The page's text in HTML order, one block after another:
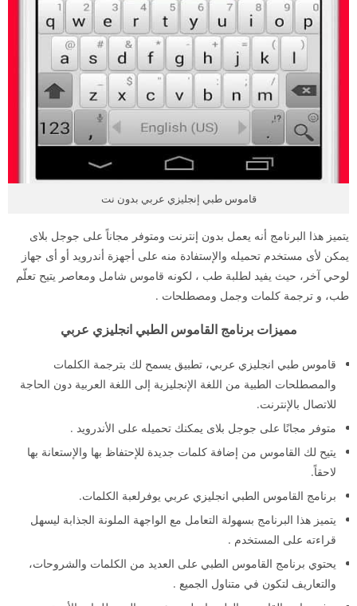
قاموس طبي إنجليزي عربي بدون نت
يتميز هذا البرنامج أنه يعمل بدون إنترنت ومتوفر مجاناً على جوجل بلاى
يمكن لأى مستخدم تحميله والإستفادة منه على أجهزة أندرويد أو أى جهاز
لوحي آخر، حيث يفيد لطلبة طب ، لكونه قاموس شامل ومعاصر يتيح تعلّم
طب، و ترجمة كلمات وجمل ومصطلحات .
مميزات برنامج القاموس الطبي انجليزي عربي
قاموس طبي انجليزي عربي، تطبيق يسمح لك بترجمة الكلمات
والمصطلحات الطبية من اللغة الإنجليزية إلى اللغة العربية دون الحاجة
للاتصال بالإنترنت.
متوفر مجانًا على جوجل بلاى يمكنك تحميله على الأندرويد .
يتيح لك القاموس من إضافة كلمات جديدة للإحتفاظ بها والإستعانة بها
لاحقاً.
برنامج القاموس الطبي انجليزي عربي يوفرلعبة الكلمات.
يتميز هذا البرنامج بسهولة التعامل مع الواجهة الملونة الجذابة ليسهل
قراءته على المستخدم .
يحتوي برنامج القاموس الطبي على العديد من الكلمات والشروحات،
والتعاريف لتكون في متناول الجميع .